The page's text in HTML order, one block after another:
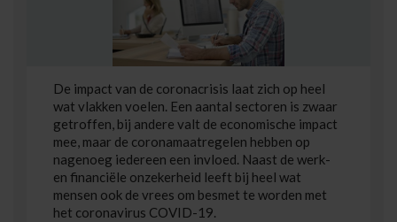
De impact van de coronacrisis laat zich op heel
wat vlakken voelen. Een aantal sectoren is zwaar
getroffen, bij andere valt de economische impact
mee, maar de coronamaatregelen hebben op
nagenoeg iedereen een invloed. Naast de werk-
en financiële onzekerheid leeft bij heel wat
mensen ook de vrees om besmet te worden met
het coronavirus COVID-19.